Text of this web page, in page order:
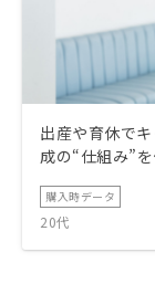
出産や育休で
成の“仕組み”
購入時データ
20代